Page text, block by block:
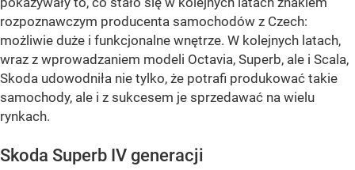
rozpoznawczym producenta samochodów z Czech:
możliwie duże i funkcjonalne wnętrze. W kolejnych latach,
wraz z wprowadzaniem modeli Octavia, Superb, ale i Scala,
Skoda udowodniła nie tylko, że potrafi produkować takie
samochody, ale i z sukcesem je sprzedawać na wielu
rynkach.
Skoda Superb IV generacji